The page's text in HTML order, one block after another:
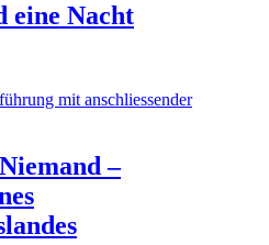
eine Nacht
mit anschliessender
–